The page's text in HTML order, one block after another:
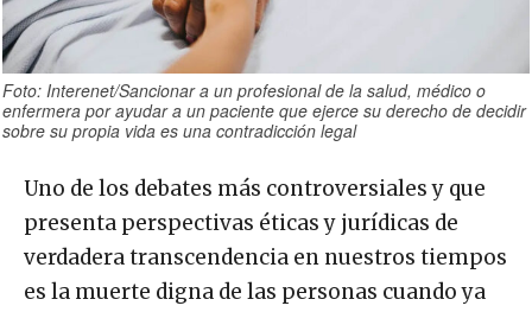
Foto: Interenet/Sancionar a un profesional de la salud, médico o
enfermera por ayudar a un paciente que ejerce su derecho de decidir
sobre su propia vida es una contradicción legal
Uno de los debates más controversiales y que
presenta perspectivas éticas y jurídicas de
verdadera transcendencia en nuestros tiempos
es la muerte digna de las personas cuando ya